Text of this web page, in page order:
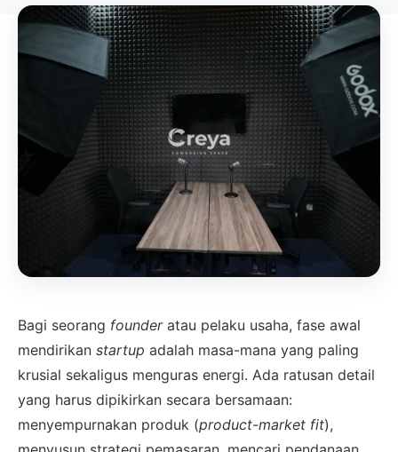
Bagi seorang founderatau pelaku usaha, fase awal
mendirikan startup adalah masa-mana yang paling
krusial sekaligus menguras energi. Ada ratusan detail
yang harus dipikirkan secara bersamaan:
menyempurnakan produk (product-market fit),